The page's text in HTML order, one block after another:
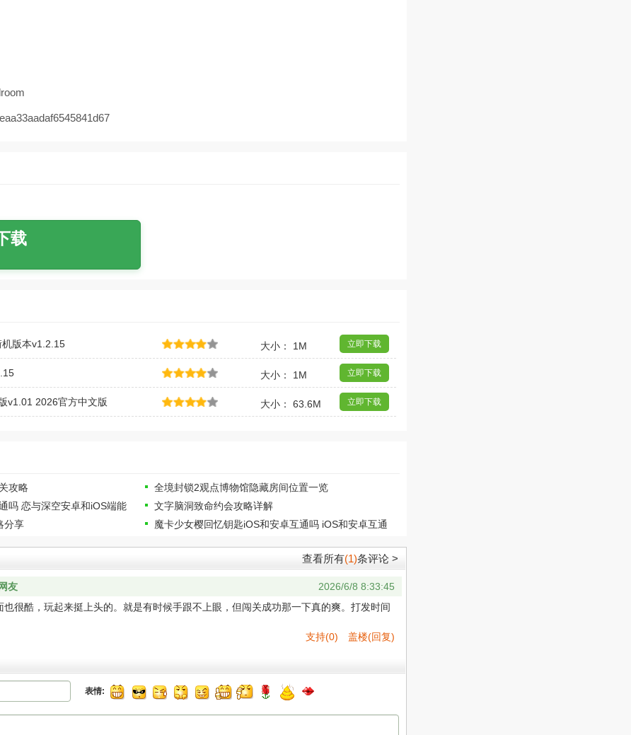
载
版本v1.2.15 大小： 1M 立即下载
大小： 1M 立即下载
v1.01 2026官方中文版 大小： 63.6M 立即下载
攻略
全境封锁2观点博物馆隐藏房间位置一览
吗 恋与深空安卓和iOS端能
文字脑洞致命约会攻略详解
分享
魔卡少女樱回忆钥匙iOS和安卓互通吗 iOS和安卓互通
查看所有(1)条评论 >
友
2026/6/8 8:33:45
很酷，玩起来挺上头的。就是有时候手跟不上眼，但闯关成功那一下真的爽。打发时间
支持(0) 盖楼(回复)
表情: